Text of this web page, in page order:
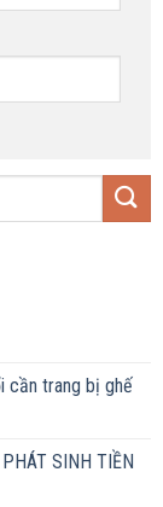
cần trang bị ghế
SINH TIỀN